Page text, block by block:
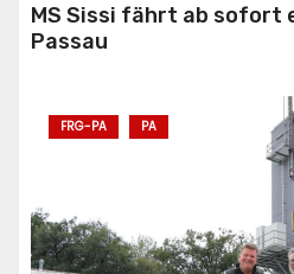
MS Sissi fährt ab sofort
Passau
FRG-PA PA